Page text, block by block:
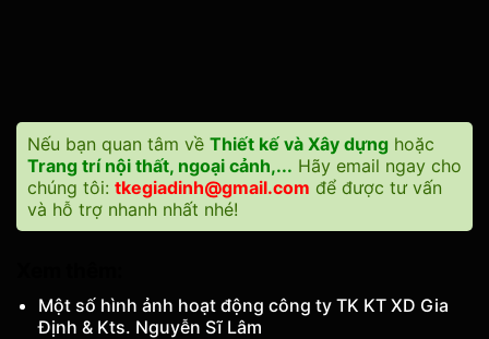
Nếu bạn quan tâm về Thiết kế và Xây dựng hoặc
Trang trí nội thất, ngoại cảnh,... Hãy email ngay cho
chúng tôi: tkegiadinh@gmail.com để được tư vấn
và hỗ trợ nhanh nhất nhé!
Một số hình ảnh hoạt động công ty TK KT XD Gia
Định & Kts. Nguyễn Sĩ Lâm